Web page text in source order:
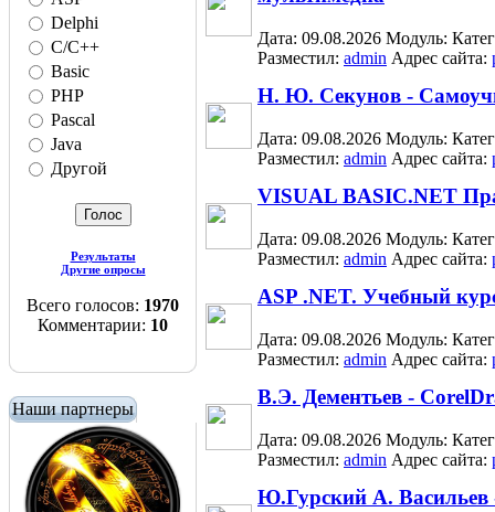
Delphi
C/C++
Basic
PHP
Pascal
Java
Другой
Результаты
Другие опросы
Всего голосов: 1970
Комментарии: 10
Наши партнеры
Дата: 09.08.2026 Модуль:
Разместил: admin Адрес сайта:
Н. Ю. Секунов -
Дата: 09.08.2026 Модуль:
Разместил: admin Адрес сайта:
VISUAL BASIC.NET
Дата: 09.08.2026 Модуль:
Разместил: admin Адрес сайта:
ASP .NET. Учебный
Дата: 09.08.2026 Модуль:
Разместил: admin Адрес сайта:
В.Э. Дементьев -
Дата: 09.08.2026 Модуль:
Разместил: admin Адрес сайта:
Ю.Гурский А. Васильев